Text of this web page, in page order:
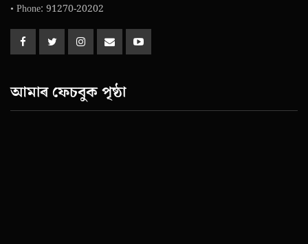
• Phone: 91270-20202
আমাৰ ফেচবুক পৃষ্ঠা